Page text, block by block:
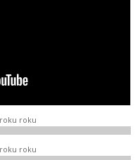
roku
roku